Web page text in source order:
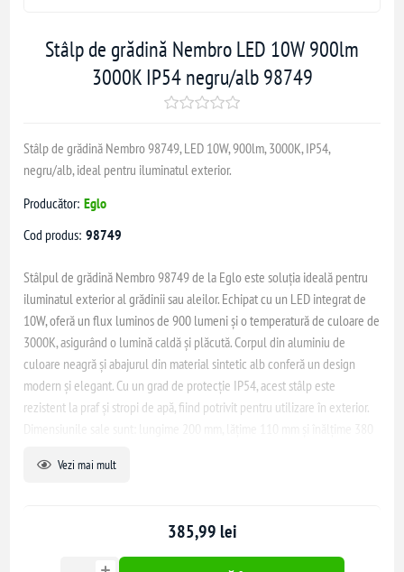
Stâlp de grădină Nembro LED 10W 900lm
3000K IP54 negru/alb 98749
Stâlp de grădină Nembro 98749, LED 10W, 900lm, 3000K, IP54,
negru/alb, ideal pentru iluminatul exterior.
Producător: Eglo
Cod produs: 98749
Stâlpul de grădină Nembro 98749 de la Eglo este soluția ideală pentru
iluminatul exterior al grădinii sau aleilor. Echipat cu un LED integrat de
10W, oferă un flux luminos de 900 lumeni și o temperatură de culoare de
3000K, asigurând o lumină caldă și plăcută. Corpul din aluminiu de
culoare neagră și abajurul din material sintetic alb conferă un design
modern și elegant. Cu un grad de protecție IP54, acest stâlp este
rezistent la praf și stropi de apă, fiind potrivit pentru utilizare în exterior.
Vezi mai mult
385,99 lei